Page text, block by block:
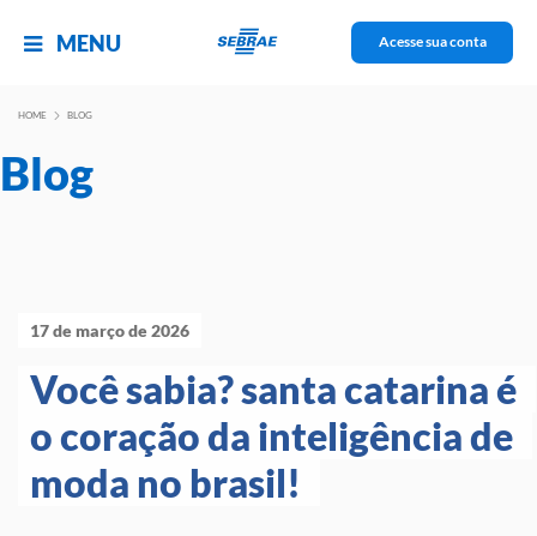
MENU Acesse sua conta
HOME BLOG
Blog
17 de março de 2026
Você sabia? santa catarina é
o coração da inteligência de
moda no brasil!